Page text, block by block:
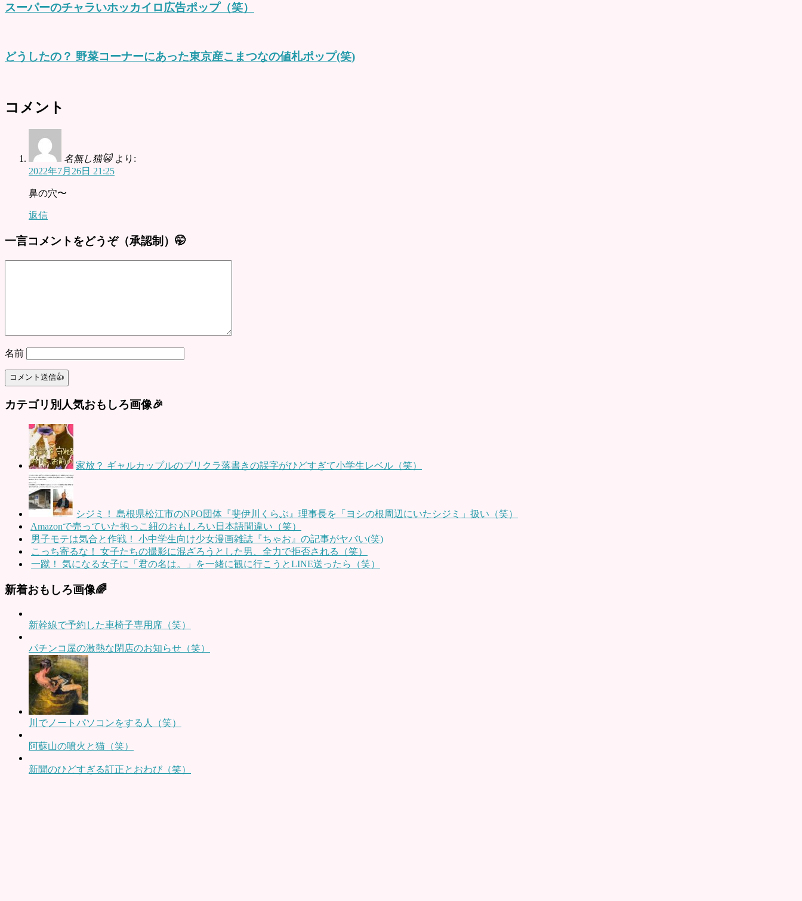
スーパーのチャラいホッカイロ広告ポップ（笑）
どうしたの？ 野菜コーナーにあった東京産こまつなの値札ポップ(笑)
コメント
名無し猫😺 より:
2022年7月26日 21:25
鼻の穴〜
返信
一言コメントをどうぞ（承認制）🤭
名前
カテゴリ別人気おもしろ画像🎉
家放？ ギャルカップルのプリクラ落書きの誤字がひどすぎて小学生レベル（笑）
シジミ！ 島根県松江市のNPO団体『斐伊川くらぶ』理事長を「ヨシの根周辺にいたシジミ」扱い（笑）
Amazonで売っていた抱っこ紐のおもしろい日本語間違い（笑）
男子モテは気合と作戦！ 小中学生向け少女漫画雑誌『ちゃお』の記事がヤバい(笑)
こっち寄るな！ 女子たちの撮影に混ざろうとした男、全力で拒否される（笑）
一蹴！ 気になる女子に「君の名は。」を一緒に観に行こうとLINE送ったら（笑）
新着おもしろ画像🌈
新幹線で予約した車椅子専用席（笑）
パチンコ屋の激熱な閉店のお知らせ（笑）
川でノートパソコンをする人（笑）
阿蘇山の噴火と猫（笑）
新聞のひどすぎる訂正とおわび（笑）